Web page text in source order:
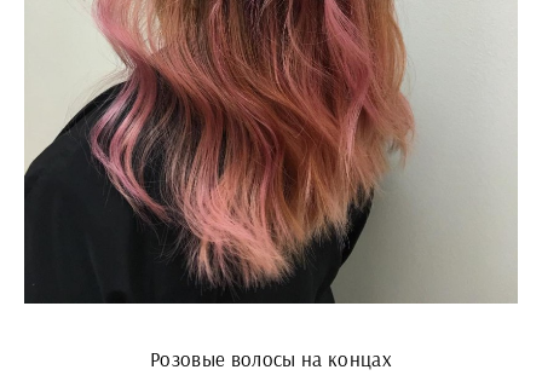
Розовые волосы на концах